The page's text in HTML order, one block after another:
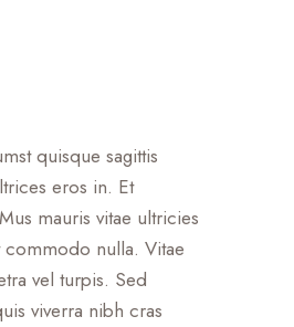
quisque sagittis
eros in. Et
mauris vitae ultricies
nulla. Vitae
vel turpis. Sed
viverra nibh cras